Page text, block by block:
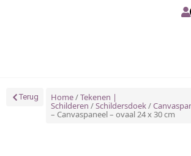
Terug Home/Tekenen |
Schilderen /Schildersdoek/
– Canvaspaneel – ovaal 24 x 30 cm